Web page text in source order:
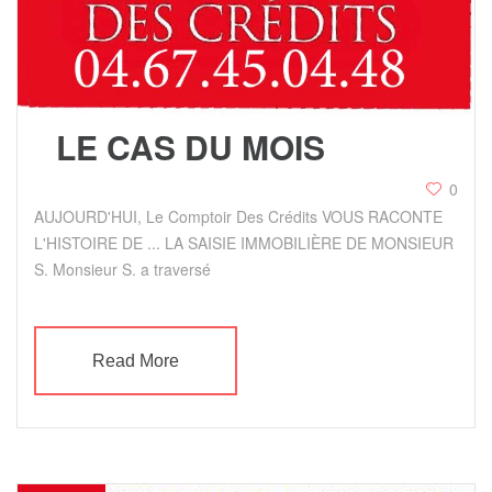
LE CAS DU MOIS
0
AUJOURD'HUI, Le Comptoir Des Crédits VOUS RACONTE
L'HISTOIRE DE ... LA SAISIE IMMOBILIÈRE DE MONSIEUR
S. Monsieur S. a traversé
Read More